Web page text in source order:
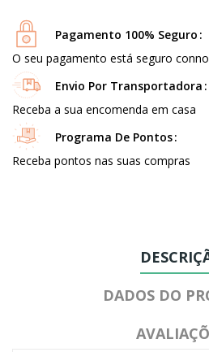
Pagamento 100% Seguro
O seu pagamento está seguro
Envio Por Transportadora
Receba a sua encomenda em casa
Programa De Pontos
Receba pontos nas suas compras
DADOS DO